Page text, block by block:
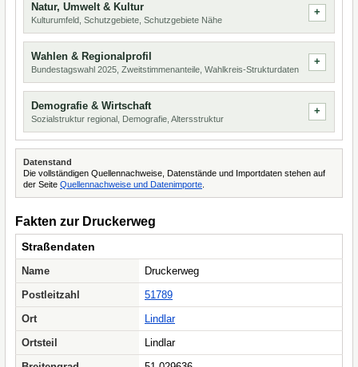
Natur, Umwelt & Kultur
Kulturumfeld, Schutzgebiete, Schutzgebiete Nähe
Wahlen & Regionalprofil
Bundestagswahl 2025, Zweitstimmenanteile, Wahlkreis-Strukturdaten
Demografie & Wirtschaft
Sozialstruktur regional, Demografie, Altersstruktur
Datenstand
Die vollständigen Quellennachweise, Datenstände und Importdaten stehen auf
der Seite Quellennachweise und Datenimporte
Fakten zur Druckerweg
Straßendaten
Name
Druckerweg
Postleitzahl
51789
Ort
Lindlar
Ortsteil
Lindlar